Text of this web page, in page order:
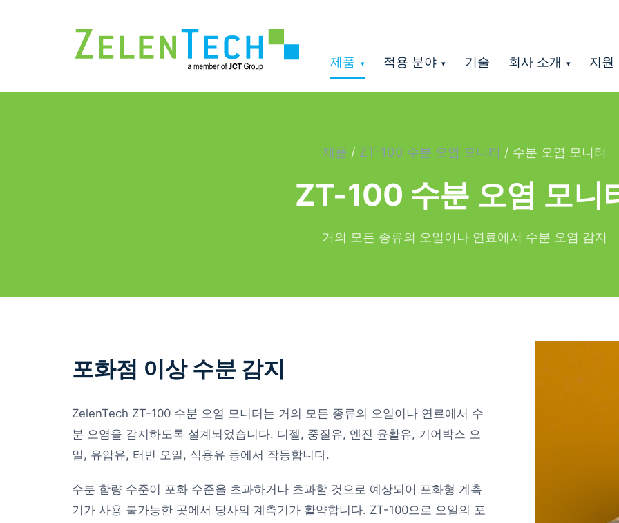
제품 ▾ 적용 분야 ▾ 기술 회사 소개 ▾ 지원
제품 / ZT-100 수분 오염 모니터 / 수분 오염 모니터
ZT-100 수분 오염 모니
거의 모든 종류의 오일이나 연료에서 수분 오염 감지
포화점 이상 수분 감지
ZelenTech ZT-100 수분 오염 모니터는 거의 모든 종류의 오일이나 연료에서 수
분 오염을 감지하도록 설계되었습니다. 디젤, 중질유, 엔진 윤활유, 기어박스 오
일, 유압유, 터빈 오일, 식용유 등에서 작동합니다.
수분 함량 수준이 포화 수준을 초과하거나 초과할 것으로 예상되어 포화형 계측
기가 사용 불가능한 곳에서 당사의 계측기가 활약합니다. ZT-100으로 오일의 포